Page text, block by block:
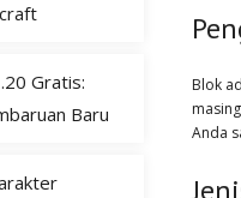
Blok
Anda
Gratis:
Baru